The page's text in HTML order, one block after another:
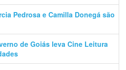
Pedrosa e Camilla Donegá são
de Goiás leva Cine Leitura